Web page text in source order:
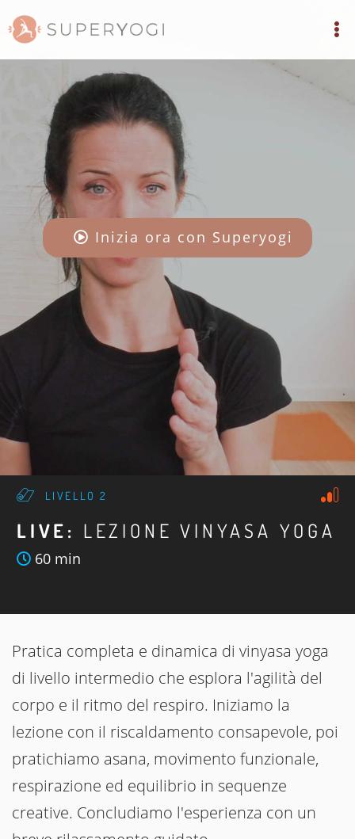
Inizia ora con Superyogi
LIVELLO 2
LIVE: LEZIONE VINYASA YOGA
60 min
Pratica completa e dinamica di vinyasa yoga
di livello intermedio che esplora l'agilità del
corpo e il ritmo del respiro. Iniziamo la
lezione con il riscaldamento consapevole, poi
pratichiamo asana, movimento funzionale,
respirazione ed equilibrio in sequenze
creative. Concludiamo l'esperienza con un